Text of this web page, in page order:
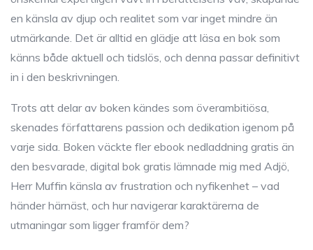
en känsla av djup och realitet som var inget mindre än
utmärkande. Det är alltid en glädje att läsa en bok som
känns både aktuell och tidslös, och denna passar definitivt
in i den beskrivningen.
Trots att delar av boken kändes som överambitiösa,
skenades författarens passion och dedikation igenom på
varje sida. Boken väckte fler ebook nedladdning gratis än
den besvarade, digital bok gratis lämnade mig med Adjö,
Herr Muffin känsla av frustration och nyfikenhet – vad
händer härnäst, och hur navigerar karaktärerna de
utmaningar som ligger framför dem?